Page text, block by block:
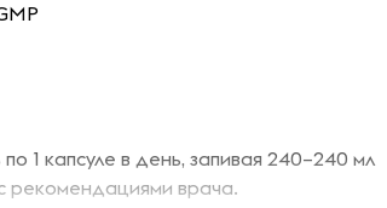
1 капсуле в день, запивая 240–240 мл
рекомендациями врача.